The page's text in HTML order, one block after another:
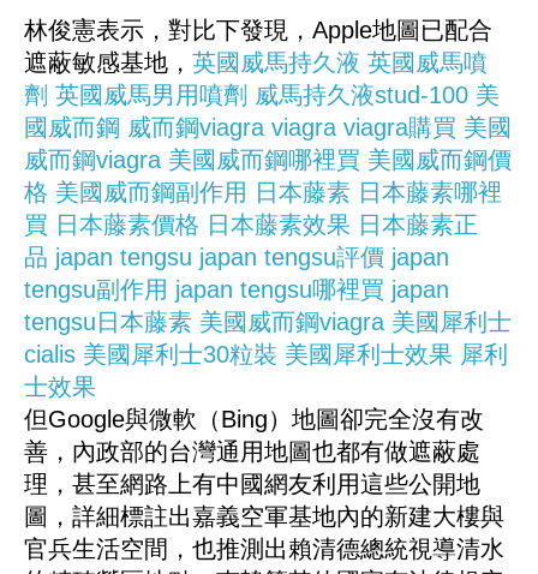
林俊憲表示，對比下發現，Apple地圖已配合
遮蔽敏感基地， 英國威馬持久液 英國威馬噴
劑 英國威馬男用噴劑 威馬持久液stud-100 美
國威而鋼 威而鋼viagra viagra viagra購買 美國
威而鋼viagra 美國威而鋼哪裡買 美國威而鋼價
格 美國威而鋼副作用 日本藤素 日本藤素哪裡
買 日本藤素價格 日本藤素效果 日本藤素正
品 japan tengsu japan tengsu評價 japan
tengsu副作用 japan tengsu哪裡買 japan
tengsu日本藤素 美國威而鋼viagra 美國犀利士
cialis 美國犀利士30粒裝 美國犀利士效果 犀利
士效果
但Google與微軟（Bing）地圖卻完全沒有改
善，內政部的台灣通用地圖也都有做遮蔽處
理，甚至網路上有中國網友利用這些公開地
圖，詳細標註出嘉義空軍基地內的新建大樓與
官兵生活空間，也推測出賴清德總統視導清水